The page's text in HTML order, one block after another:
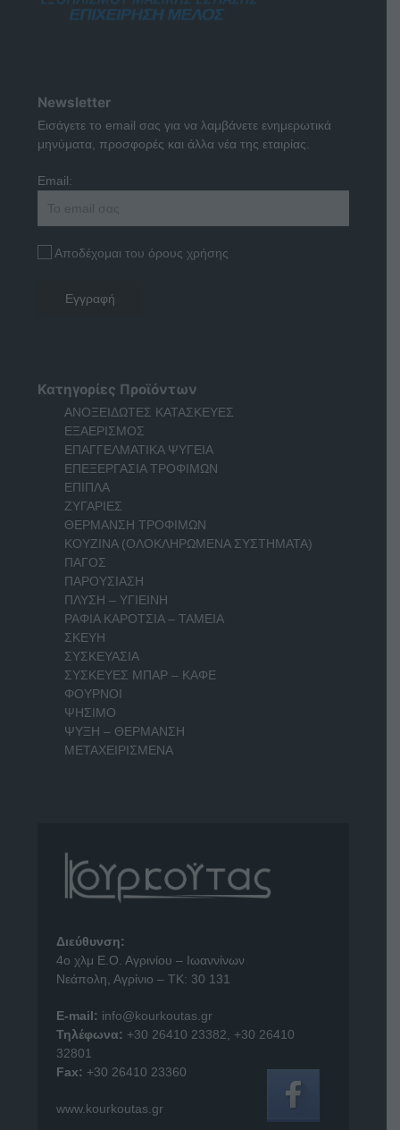
Newsletter
Εισάγετε το email σας για να λαμβάνετε ενημερωτικά
μηνύματα, προσφορές και άλλα νέα της εταιρίας.
Email:
Αποδέχομαι του όρους χρήσης
Κατηγορίες Προϊόντων
ΑΝΟΞΕΙΔΩΤΕΣ ΚΑΤΑΣΚΕΥΕΣ
ΕΞΑΕΡΙΣΜΟΣ
ΕΠΑΓΓΕΛΜΑΤΙΚΑ ΨΥΓΕΙΑ
ΕΠΕΞΕΡΓΑΣΙΑ ΤΡΟΦΙΜΩΝ
ΕΠΙΠΛΑ
ΖΥΓΑΡΙΕΣ
ΘΕΡΜΑΝΣΗ ΤΡΟΦΙΜΩΝ
ΚΟΥΖΙΝΑ (ΟΛΟΚΛΗΡΩΜΕΝΑ ΣΥΣΤΗΜΑΤΑ)
ΠΑΓΟΣ
ΠΑΡΟΥΣΙΑΣΗ
ΠΛΥΣΗ – ΥΓΙΕΙΝΗ
ΡΑΦΙΑ ΚΑΡΟΤΣΙΑ – ΤΑΜΕΙΑ
ΣΚΕΥΗ
ΣΥΣΚΕΥΑΣΙΑ
ΣΥΣΚΕΥΕΣ ΜΠΑΡ – ΚΑΦΕ
ΦΟΥΡΝΟΙ
ΨΗΣΙΜΟ
ΨΥΞΗ – ΘΕΡΜΑΝΣΗ
ΜΕΤΑΧΕΙΡΙΣΜΕΝΑ
Διεύθυνση:
4o χλμ Ε.Ο. Αγρινίου – Ιωαννίνων
Νεάπολη, Αγρίνιο – ΤΚ: 30 131
E-mail: info@kourkoutas.gr
Τηλέφωνα: +30 26410 23382
+30 26410
32801
Fax: +30 26410 23360
www.kourkoutas.gr